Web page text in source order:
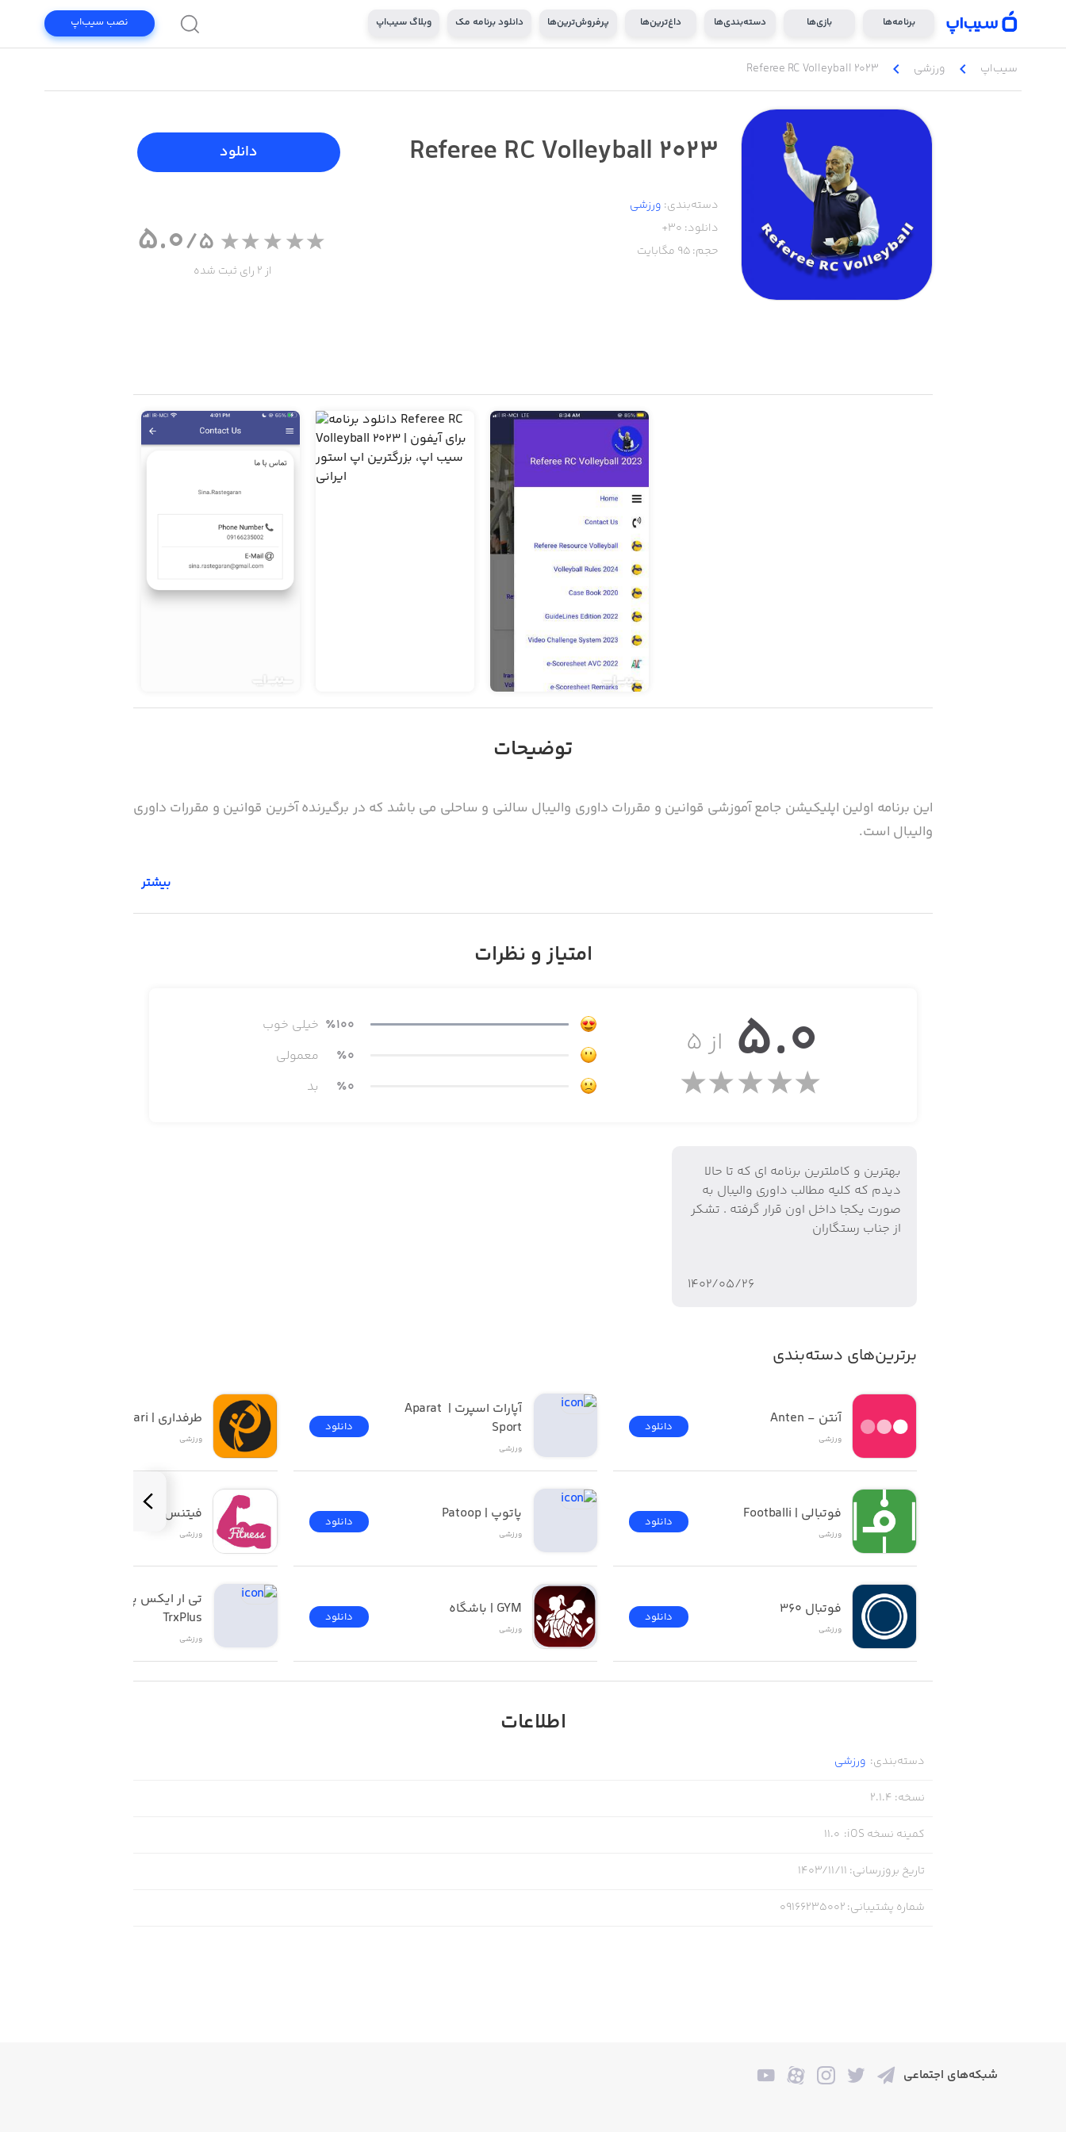
برنامه‌ها بازی‌ها دسته‌بندی‌ها داغ‌ترین‌ها پرفروش‌ترین‌ها دانلود برنامه مک وبلاگ سیب‌اپ نصب سیب‌اپ
سیب‌اپ chevron_left ورزشی chevron_left
Referee RC Volleyball 2023
Referee RC Volleyball 2023
دسته‌بندی: ورزشی
دانلود: 30+
حجم:95 مگابایت
دانلود
5.0/5
از 2 رای ثبت شده
توضیحات
این برنامه اولین اپلیکیشن جامع آموزشی قوانین و مقررات داوری والیبال سالنی و ساحلی می باشد که در برگیرنده آخرین قوانین و مقررات داوری
والیبال است.
بیشتر
امتیاز و نظرات
از ۵ 5.0 ٪100
خیلی خوب
٪0
معمولی
٪0 بد
بهترین و‌ کاملترین برنامه ای که تا حالا
دیدم که کلیه مطالب داوری والیبال به
صورت یکجا داخل اون قرار گرفته . تشکر
از جناب رستگاران
۱۴۰۲/۰۵/۲۶
برترین‌های دسته‌بندی
آنتن - Anten
ورزشی
دانلود
فوتبالی | Footballi
ورزشی
دانلود
فوتبال ۳۶۰
ورزشی
دانلود
آپارات اسپرت | Aparat
Sport
ورزشی
دانلود
پاتوپ | Patoop
ورزشی
دانلود
GYM | باشگاه
ورزشی
دانلود
طرفداری | Tarafdari
ورزشی
فیتنس
ورزشی
TrxPlus
ورزشی
اطلاعات
دسته‌بندی: ورزشی
نسخه:
2.1.4
کمینه نسخه iOS :
11.0
تاریخ بروزرسانی: ۱۴۰۳/۱۱/۱۱
شماره پشتیبانی:
09166235002
شبکه‌های اجتماعی